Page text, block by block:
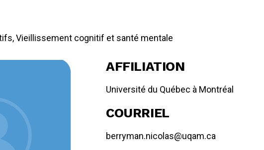
,Vieillissement cognitif et santé mentale
AFFILIATION
Université du Québec à Montréal
COURRIEL
berryman.nicolas@uqam.ca